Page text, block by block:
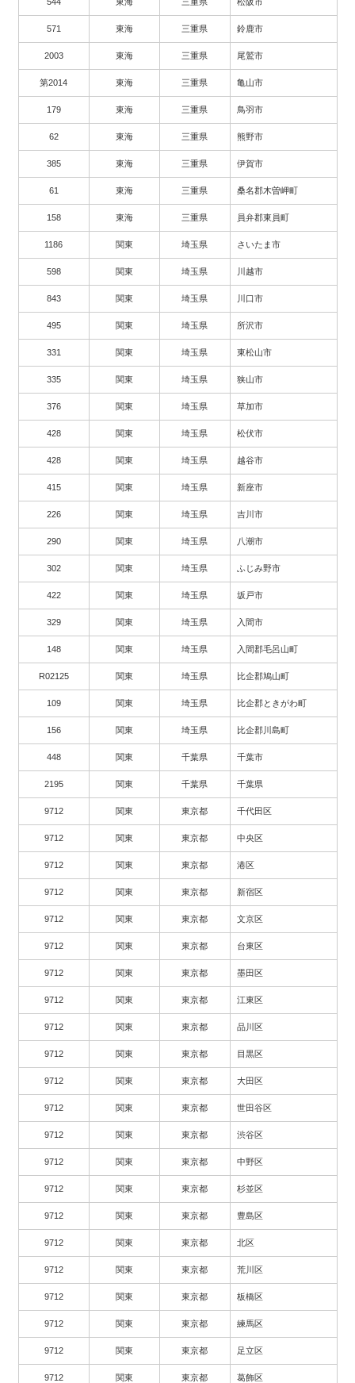
571 東海 三重県 鈴鹿市
2003 東海 三重県 尾鷲市
第2014 東海 三重県 亀山市
179 東海 三重県 鳥羽市
62 東海 三重県 熊野市
385 東海 三重県 伊賀市
61 東海 三重県 桑名郡木曽岬町
158 東海 三重県 員弁郡東員町
1186 関東 埼玉県 さいたま市
598 関東 埼玉県 川越市
843 関東 埼玉県 川口市
495 関東 埼玉県 所沢市
331 関東 埼玉県 東松山市
335 関東 埼玉県 狭山市
376 関東 埼玉県 草加市
428 関東 埼玉県 松伏市
428 関東 埼玉県 越谷市
415 関東 埼玉県 新座市
226 関東 埼玉県 吉川市
290 関東 埼玉県 八潮市
302 関東 埼玉県 ふじみ野市
422 関東 埼玉県 坂戸市
329 関東 埼玉県 入間市
148 関東 埼玉県 入間郡毛呂山町
R02125 関東 埼玉県 比企郡鳩山町
109 関東 埼玉県 比企郡ときがわ町
156 関東 埼玉県 比企郡川島町
448 関東 千葉県 千葉市
2195 関東 千葉県 千葉県
9712 関東 東京都 千代田区
9712 関東 東京都 中央区
9712 関東 東京都 港区
9712 関東 東京都 新宿区
9712 関東 東京都 文京区
9712 関東 東京都 台東区
9712 関東 東京都 墨田区
9712 関東 東京都 江東区
9712 関東 東京都 品川区
9712 関東 東京都 目黒区
9712 関東 東京都 大田区
9712 関東 東京都 世田谷区
9712 関東 東京都 渋谷区
9712 関東 東京都 中野区
9712 関東 東京都 杉並区
9712 関東 東京都 豊島区
9712 関東 東京都 北区
9712 関東 東京都 荒川区
9712 関東 東京都 板橋区
9712 関東 東京都 練馬区
9712 関東 東京都 足立区
9712 関東 東京都 葛飾区